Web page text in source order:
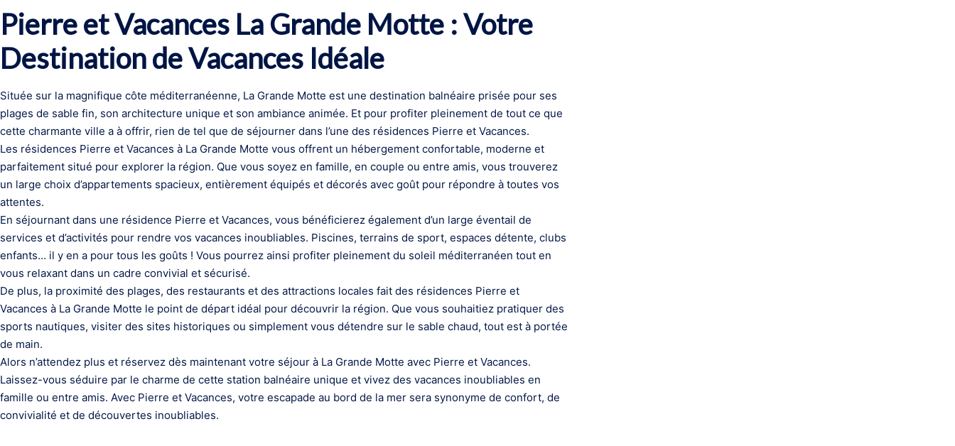
Pierre et Vacances La Grande Motte : Votre
Destination de Vacances Idéale
Située sur la magnifique côte méditerranéenne, La Grande Motte est une destination balnéaire prisée pour ses
plages de sable fin, son architecture unique et son ambiance animée. Et pour profiter pleinement de tout ce que
cette charmante ville a à offrir, rien de tel que de séjourner dans l’une des résidences Pierre et Vacances.
Les résidences Pierre et Vacances à La Grande Motte vous offrent un hébergement confortable, moderne et
parfaitement situé pour explorer la région. Que vous soyez en famille, en couple ou entre amis, vous trouverez
un large choix d’appartements spacieux, entièrement équipés et décorés avec goût pour répondre à toutes vos
attentes.
En séjournant dans une résidence Pierre et Vacances, vous bénéficierez également d’un large éventail de
services et d’activités pour rendre vos vacances inoubliables. Piscines, terrains de sport, espaces détente, clubs
enfants… il y en a pour tous les goûts ! Vous pourrez ainsi profiter pleinement du soleil méditerranéen tout en
vous relaxant dans un cadre convivial et sécurisé.
De plus, la proximité des plages, des restaurants et des attractions locales fait des résidences Pierre et
Vacances à La Grande Motte le point de départ idéal pour découvrir la région. Que vous souhaitiez pratiquer des
sports nautiques, visiter des sites historiques ou simplement vous détendre sur le sable chaud, tout est à portée
de main.
Alors n’attendez plus et réservez dès maintenant votre séjour à La Grande Motte avec Pierre et Vacances.
Laissez-vous séduire par le charme de cette station balnéaire unique et vivez des vacances inoubliables en
famille ou entre amis. Avec Pierre et Vacances, votre escapade au bord de la mer sera synonyme de confort, de
convivialité et de découvertes inoubliables.